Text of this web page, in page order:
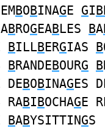
BOBINAGE GI
BROGEABLES BA
BILLBERGIAS B
BRANDEBOURG B
DEBOBINAGES
RABIBOCHAGE
BABYSITTINGS